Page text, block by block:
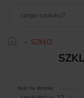
SZKŁO
Ilość na stronie: